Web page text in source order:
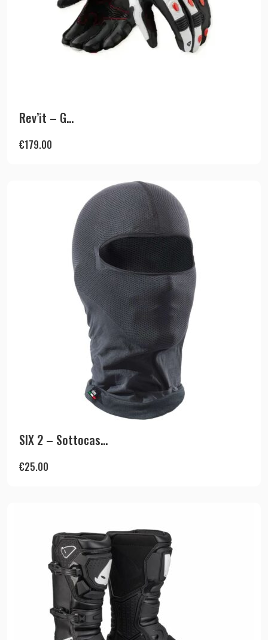
Rev’it – G...
€179.00
SIX 2 – Sottocas...
€25.00